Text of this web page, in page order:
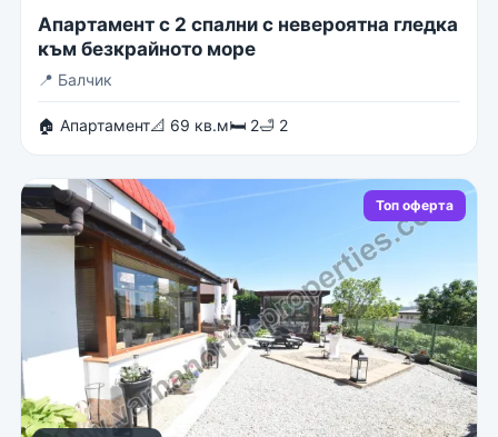
Апартамент с 2 спални с невероятна гледка
към безкрайното море
📍 Балчик
🏠 Апартамент📐 69 кв.м🛏 2🛁 2
Топ оферта